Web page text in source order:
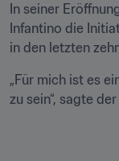
In seiner
Infantino die
in den letzten
„Für mich ist es
zu sein“, sagte